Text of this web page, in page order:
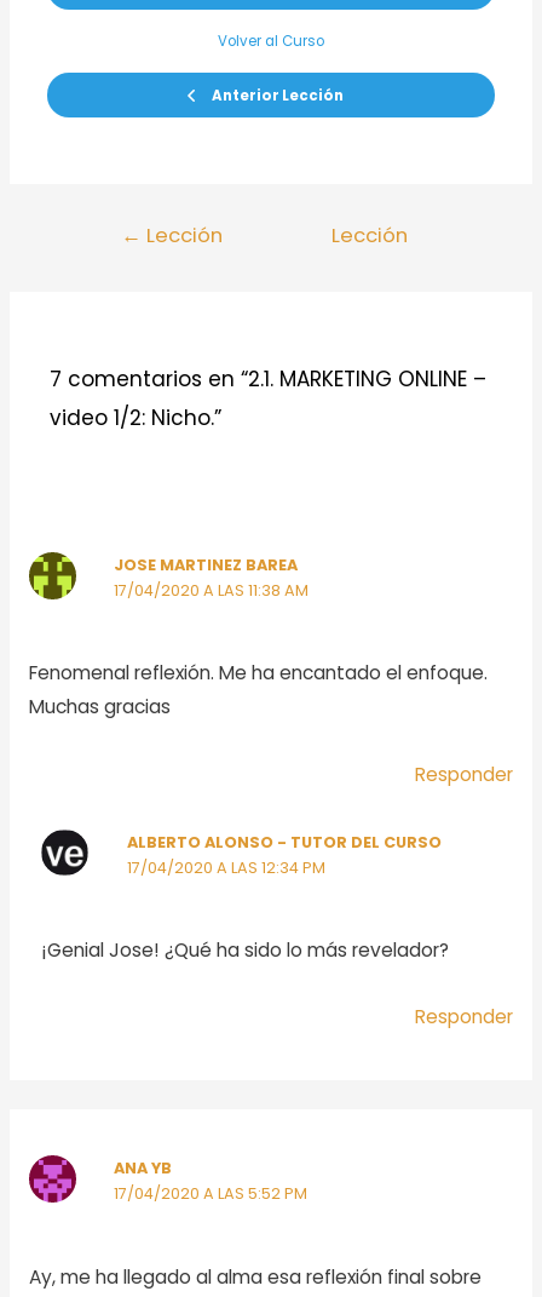
Anterior Lección
Volver al Curso
Navegación
← Lección
Lección
7 comentarios en “2.1. MARKETING ONLINE –
video 1/2: Nicho.”
JOSE MARTINEZ BAREA
17/04/2020 A LAS 11:38 AM
Fenomenal reflexión. Me ha encantado el enfoque.
Muchas gracias
Responder
ALBERTO ALONSO - TUTOR DEL CURSO
17/04/2020 A LAS 12:34 PM
¡Genial Jose! ¿Qué ha sido lo más revelador?
Responder
ANA YB
17/04/2020 A LAS 5:52 PM
Ay, me ha llegado al alma esa reflexión final sobre